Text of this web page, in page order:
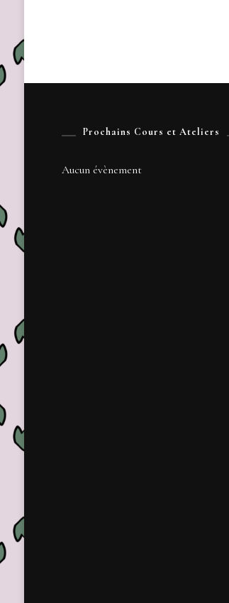
Prochains Cours et Ateliers
Aucun évènement